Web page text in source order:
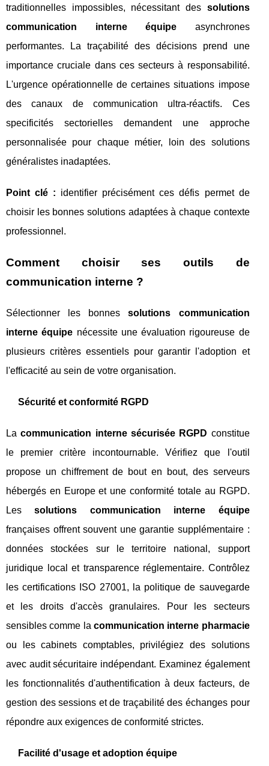
traditionnelles impossibles, nécessitant des solutions
communication interne équipe asynchrones
performantes. La traçabilité des décisions prend une
importance cruciale dans ces secteurs à responsabilité.
L'urgence opérationnelle de certaines situations impose
des canaux de communication ultra-réactifs. Ces
specificités sectorielles demandent une approche
personnalisée pour chaque métier, loin des solutions
généralistes inadaptées.
Point clé : identifier précisément ces défis permet de
choisir les bonnes solutions adaptées à chaque contexte
professionnel.
Comment choisir ses outils de
communication interne ?
Sélectionner les bonnessolutions communication
interne équipe nécessite une évaluation rigoureuse de
plusieurs critères essentiels pour garantir l'adoption et
l'efficacité au sein de votre organisation.
Sécurité et conformité RGPD
Lacommunication interne sécurisée RGPD constitue
le premier critère incontournable. Vérifiez que l'outil
propose un chiffrement de bout en bout, des serveurs
hébergés en Europe et une conformité totale au RGPD.
Lessolutions communication interne équipe
françaises offrent souvent une garantie supplémentaire :
données stockées sur le territoire national, support
juridique local et transparence réglementaire. Contrôlez
les certifications ISO 27001, la politique de sauvegarde
et les droits d'accès granulaires. Pour les secteurs
sensibles comme la communication interne pharmacie
ou les cabinets comptables, privilégiez des solutions
avec audit sécuritaire indépendant. Examinez également
les fonctionnalités d'authentification à deux facteurs, de
gestion des sessions et de traçabilité des échanges pour
répondre aux exigences de conformité strictes.
Facilité d'usage et adoption équipe